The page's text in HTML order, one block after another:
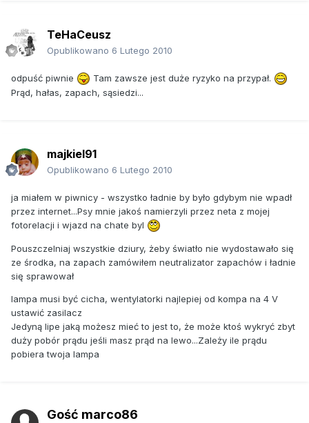
TeHaCeusz
Opublikowano 6 Lutego 2010
odpuść piwnie
Tam zawsze jest duże ryzyko na przypał.
Prąd, hałas, zapach, sąsiedzi...
majkiel91
Opublikowano 6 Lutego 2010
ja miałem w piwnicy - wszystko ładnie by było gdybym nie wpadł
przez internet...Psy mnie jakoś namierzyli przez neta z mojej
fotorelacji i wjazd na chate byl
Pouszczelniaj wszystkie dziury, żeby światło nie wydostawało się
ze środka, na zapach zamówiłem neutralizator zapachów i ładnie
się sprawował
lampa musi być cicha, wentylatorki najlepiej od kompa na 4 V
ustawić zasilacz
Jedyną lipe jaką możesz mieć to jest to, że może ktoś wykryć zbyt
duży pobór prądu jeśli masz prąd na lewo...Zależy ile prądu
pobiera twoja lampa
Gość marco86